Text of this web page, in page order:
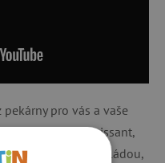
pro vás a vaše
bagetu, 1x croissant,
sušenku s marmeládou,